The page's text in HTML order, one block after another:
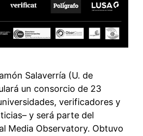
Salaverría (U. de
un consorcio de 23
verificadores y
y será parte del
Media Observatory. Obtuvo